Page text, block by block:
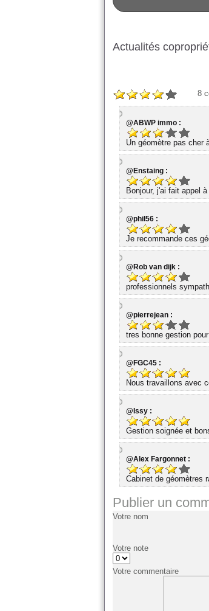
Actualités
8
@ABWP immo :
Un géomètre pas cher
@Enstaing :
Bonjour, j'ai fait appel
@phil56 :
Je recommande ces
@Rob van dijk :
professionnels
@pierrejean :
tres bonne gestion
@FGC45 :
Nous travaillons avec
@Issy :
Gestion soignée et
@Alex Fargonnet :
Cabinet de géomètres
Publier un
Votre nom
Votre note
Votre commentaire